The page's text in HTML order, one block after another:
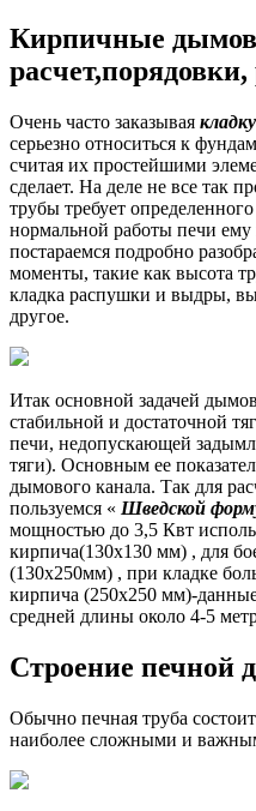
Кирпичные
расчет,порядовки,
Очень часто заказывая
серьезно относиться к
считая их простейшими
сделает. На деле не все так
трубы требует
нормальной работы печи ему
постараемся подробно
моменты, такие как высота
кладка распушки и выдры,
другое.
Итак основной задачей
стабильной и достаточной
печи, недопускающей
тяги). Основным ее
дымового канала. Так для
пользуемся « Шведской
мощностью до 3,5 Квт
кирпича(130х130 мм) , для
(130х250мм) , при кладке
кирпича (250х250 мм)-
средней длины около 4-5
Строение печной
Обычно печная труба
наиболее сложными и